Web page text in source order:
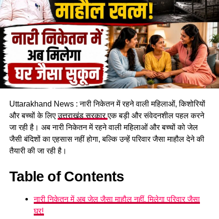
कचहरी कर्मचारी गोविंद सिंह नेगी के मुताबिक, जिस सरकारी आवास में पांच
परिवार रह रहे हैं, वो फिलहाल पूरी तरह सुरक्षित नहीं है। बोल्डर गिरने से
भवन को काफी नुकसान पहुंचा है और मौजूदा हालात में वहां रहना जोखिम
प्रशासन से तत्काल मदद की मांग
प्रभावित परिवारों ने प्रशासन से मौके का जल्द निरीक्षण कराने और तत्काल
Uttarakhand News : नारी निकेतन में रहने वाली महिलाओं, किशोरियों
और बच्चों के लिएउत्तराखंड सरकारएक बड़ी और संवेदनशील पहल करने
जा रही है। अब नारी निकेतन में रहने वाली महिलाओं और बच्चों को जेल
जैसी बंदिशों का एहसास नहीं होगा, बल्कि उन्हें परिवार जैसा माहौल देने की
तैयारी की जा रही है।
Table of Contents
नारी निकेतन में अब जेल जैसा माहौल नहीं, मिलेगा परिवार जैसा
घर!